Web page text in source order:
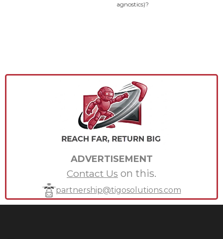
agnostics)?
ADVERTISEMENT
Contact Us on this.
partnership@tigosolutions.com